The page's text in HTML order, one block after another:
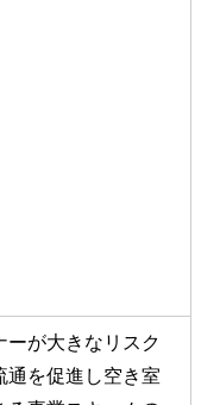
ーが大きなリスク
通を促進し空き室